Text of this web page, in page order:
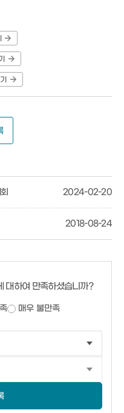
2024-02-20
2018-08-24
대하여 만족하셨습니까?
매우 불만족